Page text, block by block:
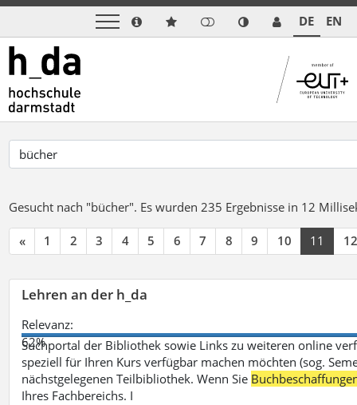
DE EN
Gesucht nach "bücher". Es wurden 235 Ergebnisse in 12
« 1 2 3 4 5 6 7 8 9 10 11 12
Lehren an der h_da
Relevanz:
62%
Suchportal der Bibliothek sowie Links zu weiteren online
speziell für Ihren Kurs verfügbar machen möchten (sog.
nächstgelegenen Teilbibliothek. Wenn Sie
Ihres Fachbereichs. I